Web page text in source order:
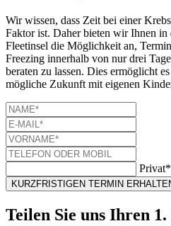
Wir wissen, dass Zeit bei einer
Faktor ist. Daher bieten wir Ihnen
Fleetinsel die Möglichkeit an,
Freezing innerhalb von nur drei
beraten zu lassen. Dies ermöglicht
mögliche Zukunft mit eigenen
Privat*
KURZFRISTIGEN TERMIN
Teilen Sie uns Ihren